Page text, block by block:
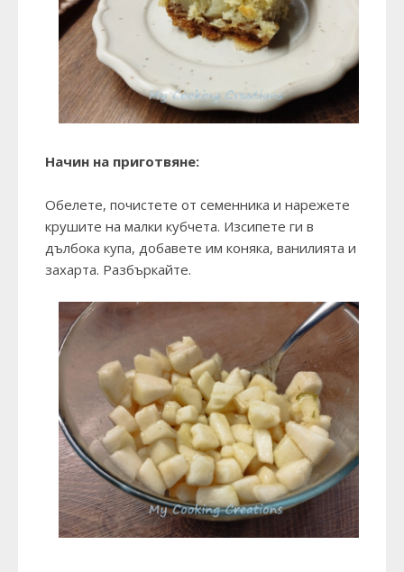
Начин на приготвяне:
Обелете, почистете от семенника и нарежете
крушите на малки кубчета. Изсипете ги в
дълбока купа, добавете им коняка, ванилията и
захарта. Разбъркайте.